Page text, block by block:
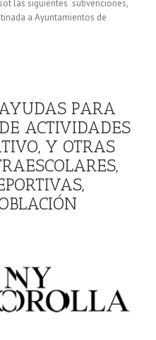
las siguientes subvenciones,
a Ayuntamientos de
PARA
ACTIVIDADES
Y OTRAS